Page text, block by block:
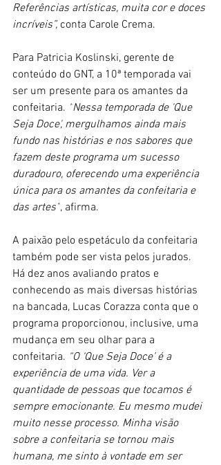
Referências artísticas, muita cor e doces
incríveis”, conta Carole Crema.
Para Patricia Koslinski, gerente de
conteúdo do GNT, a 10ª temporada vai
ser um presente para os amantes da
confeitaria. “Nessa temporada de 'Que
Seja Doce', mergulhamos ainda mais
fundo nas histórias e nos sabores que
fazem deste programa um sucesso
duradouro, oferecendo uma experiência
única para os amantes da confeitaria e
das artes”, afirma.
A paixão pelo espetáculo da confeitaria
também pode ser vista pelos jurados.
Há dez anos avaliando pratos e
conhecendo as mais diversas histórias
na bancada, Lucas Corazza conta que o
programa proporcionou, inclusive, uma
mudança em seu olhar para a
confeitaria. “O ‘Que Seja Doce’ é a
experiência de uma vida. Ver a
quantidade de pessoas que tocamos é
sempre emocionante. Eu mesmo mudei
muito nesse processo. Minha visão
sobre a confeitaria se tornou mais
humana, me sinto à vontade em ser